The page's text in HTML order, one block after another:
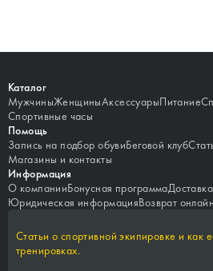
Каталог
МужчиныЖенщиныАксессуарыПитание
Спортивные часы
Помощь
Запись на подбор обувиБеговой клуб
Магазины и контакты
Информация
О компанииБонусная программа
Юридическая информацияВозврат
Статьи о спортивной экипировке и как
тренировках.